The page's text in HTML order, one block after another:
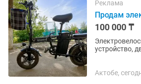
Реклама
Продам
100 000 ₸
устройство,
Актобе,